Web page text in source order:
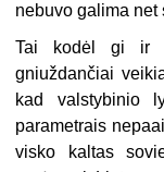
nebuvo galima net
Tai kodėl gi ir
gniuždančiai
kad valstybinio
parametrais
visko kaltas